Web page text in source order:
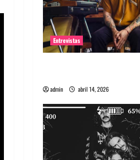
Entrevistas
admin abril 14, 2026